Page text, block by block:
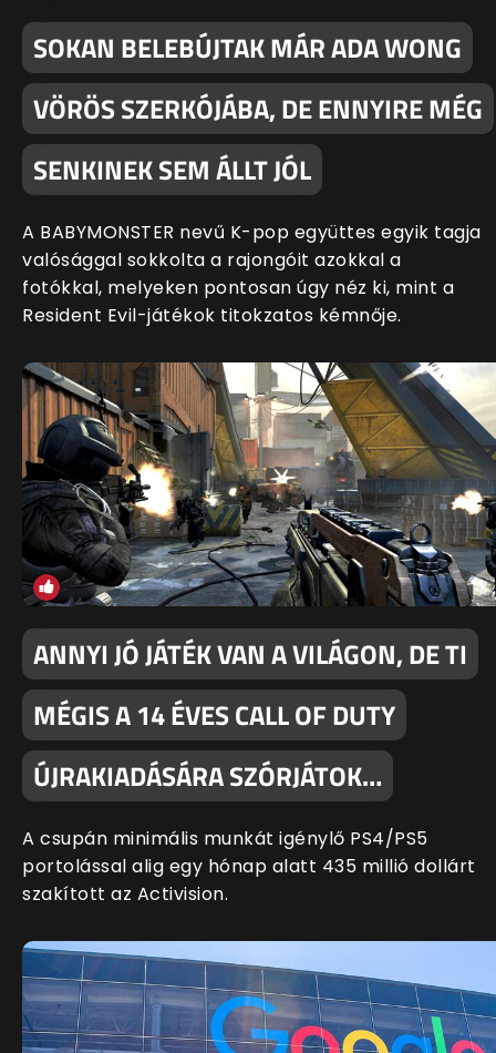
SOKAN BELEBÚJTAK MÁR ADA WONG
VÖRÖS SZERKÓJÁBA, DE ENNYIRE MÉG
SENKINEK SEM ÁLLT JÓL
A BABYMONSTER nevű K-pop együttes egyik tagja
valósággal sokkolta a rajongóit azokkal a
fotókkal, melyeken pontosan úgy néz ki, mint a
Resident Evil-játékok titokzatos kémnője.
ANNYI JÓ JÁTÉK VAN A VILÁGON, DE TI
MÉGIS A 14 ÉVES CALL OF DUTY
ÚJRAKIADÁSÁRA SZÓRJÁTOK…
A csupán minimális munkát igénylő PS4/PS5
portolással alig egy hónap alatt 435 millió dollárt
szakított az Activision.